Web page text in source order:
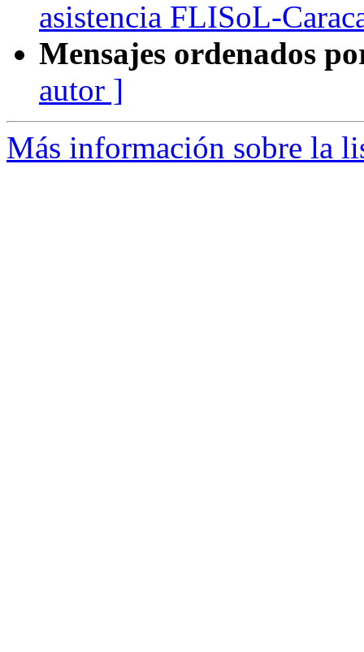
asistencia FLISoL-
Mensajes ordenados
autor ]
Más información sobre la